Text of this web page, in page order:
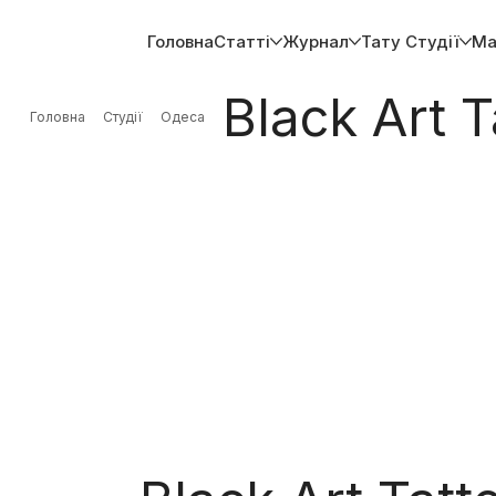
ГоловнаСтатті Журнал Тату Студії
Головна Студії Одеса Black Art